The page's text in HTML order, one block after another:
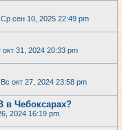
Ср сен 10, 2025 22:49 pm
окт 31, 2024 20:33 pm
Вс окт 27, 2024 23:58 pm
в Чебоксарах?
2024 16:19 pm